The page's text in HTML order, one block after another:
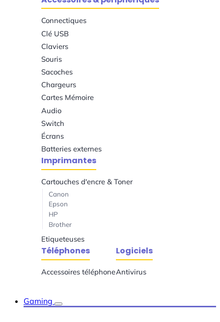
Connectiques
Clé USB
Claviers
Souris
Sacoches
Chargeurs
Cartes Mémoire
Audio
Switch
Écrans
Batteries externes
Imprimantes
Cartouches d'encre & Toner
Canon
Epson
HP
Brother
Etiqueteuses
Téléphones
Accessoires téléphone
Logiciels
Antivirus
Gaming